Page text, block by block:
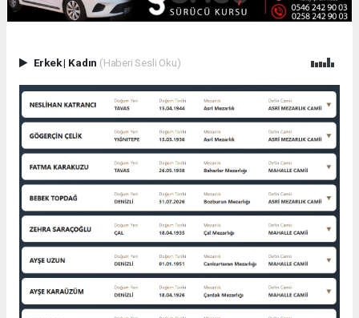
Erkek| Kadın (Haberi Sesli Oku)